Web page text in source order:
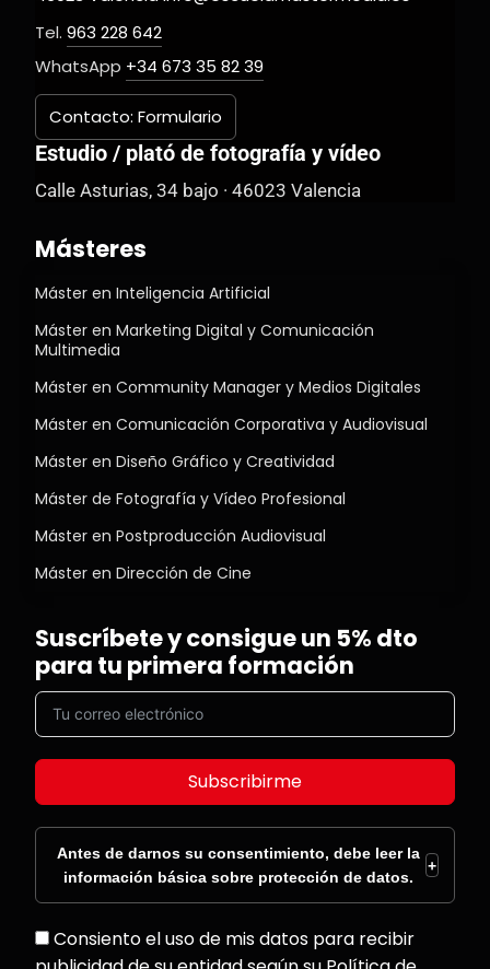
Tel. 963 228 642
WhatsApp +34 673 35 82 39
Contacto: Formulario
Estudio / plató de fotografía y vídeo
Calle Asturias, 34 bajo · 46023 Valencia
Másteres
Máster en Inteligencia Artificial
Máster en Marketing Digital y Comunicación
Multimedia
Máster en Community Manager y Medios Digitales
Máster en Comunicación Corporativa y Audiovisual
Máster en Diseño Gráfico y Creatividad
Máster de Fotografía y Vídeo Profesional
Máster en Postproducción Audiovisual
Máster en Dirección de Cine
Suscríbete y consigue un 5% dto
para tu primera formación
Subscribirme
Antes de darnos su consentimiento, debe leer la
información básica sobre protección de datos.
+
Consiento el uso de mis datos para recibir